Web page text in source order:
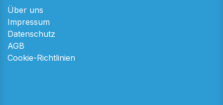
Über uns
Impressum
Datenschutz
AGB
Cookie-Richtlinien